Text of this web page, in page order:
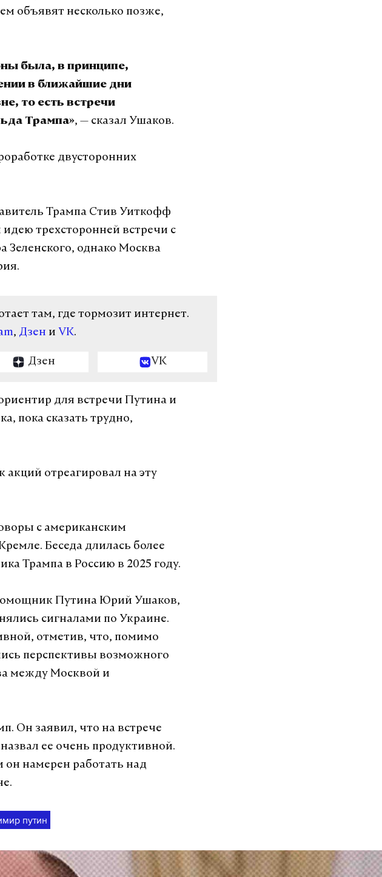
объявят несколько позже,
была, в принципе,
в ближайшие дни
то есть встречи
Трампа», — сказал Ушаков.
двусторонних
Трампа Стив Уиткофф
трехсторонней встречи с
Зеленского, однако Москва
там, где тормозит интернет.
, Дзен и VK.
Дзен VK
для встречи Путина и
пока сказать трудно,
отреагировал на эту
с американским
Беседа длилась более
Трампа в Россию в 2025 году.
Путина Юрий Ушаков,
сигналами по Украине.
отметив, что, помимо
перспективы возможного
между Москвой и
Он заявил, что на встрече
ее очень продуктивной.
намерен работать над
путин